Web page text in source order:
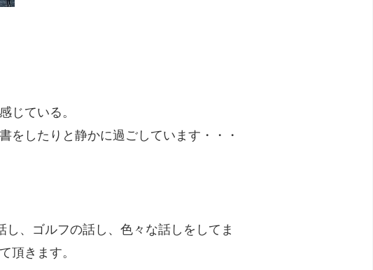
じている。
をしたりと静かに過ごしています・・・
、ゴルフの話し、色々な話しをしてま
頂きます。